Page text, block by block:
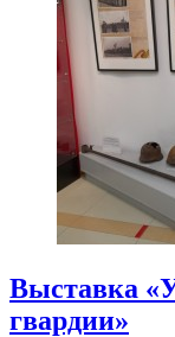
Выставка
гвардии»